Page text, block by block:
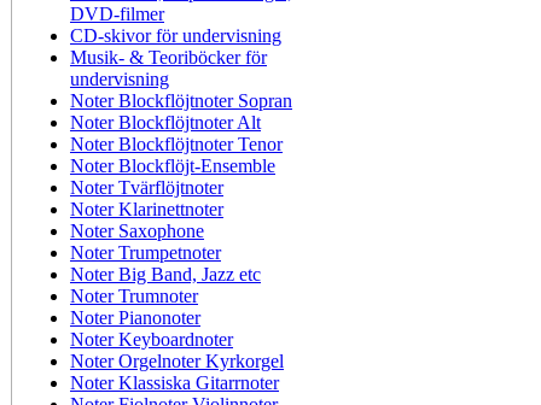
DVD-filmer
CD-skivor för undervisning
Musik- & Teoriböcker för
undervisning
Noter Blockflöjtnoter Sopran
Noter Blockflöjtnoter Alt
Noter Blockflöjtnoter Tenor
Noter Blockflöjt-Ensemble
Noter Tvärflöjtnoter
Noter Klarinettnoter
Noter Saxophone
Noter Trumpetnoter
Noter Big Band, Jazz etc
Noter Trumnoter
Noter Pianonoter
Noter Keyboardnoter
Noter Orgelnoter Kyrkorgel
Noter Klassiska Gitarrnoter